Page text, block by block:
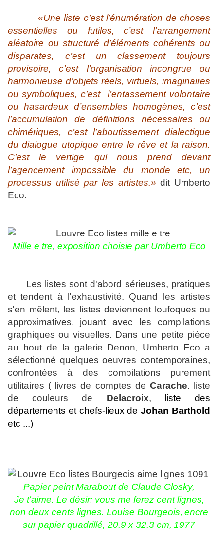
«Une liste c’est l’énumération de choses
essentielles ou futiles, c’est l’arrangement
aléatoire ou structuré d’éléments cohérents ou
disparates, c’est un classement toujours
provisoire, c’est l’organisation incongrue ou
harmonieuse d’objets réels, virtuels, imaginaires
ou symboliques, c’est l’entassement volontaire
ou hasardeux d’ensembles homogènes, c’est
l’accumulation de définitions nécessaires ou
chimériques, c’est l’aboutissement dialectique
du dialogue utopique entre le rêve et la raison.
C’est le vertige qui nous prend devant
l’agencement impossible du monde
etc, un
processus utilisé par les artistes.» dit Umberto
Eco.
Mille e tre, exposition choisie par Umberto Eco
Les listes sont d'abord sérieuses, pratiques
et tendent à l'exhaustivité. Quand les artistes
s'en mêlent, les listes deviennent loufoques ou
approximatives,
jouant avec les compilations
graphiques ou visuelles. Dans une petite pièce
au bout de la galerie Denon, Umberto Eco a
sélectionné quelques oeuvres contemporaines,
confrontées à des compilations purement
utilitaires ( livres de comptes de Carache, liste
de couleurs de Delacroix,
liste des
départements et chefs-lieux de Johan Barthold
etc ...)
Papier peint Marabout de Claude Closky,
Je t'aime. Le désir: vous me ferez cent lignes,
non deux cents lignes. Louise Bourgeois, encre
sur papier quadrillé, 20.9 x 32.3 cm, 1977